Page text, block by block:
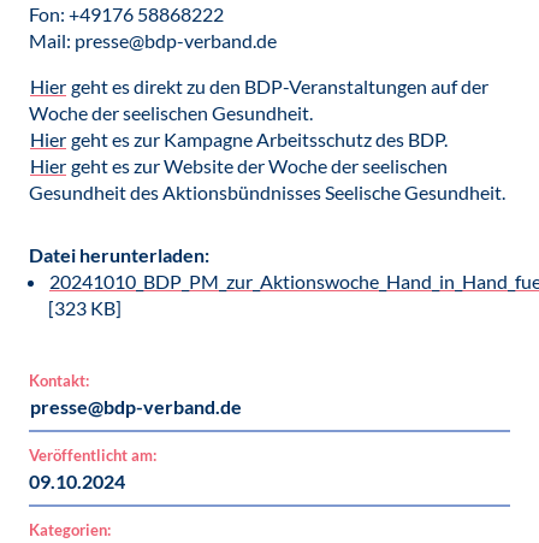
Fon: +49176 58868222
Mail: presse@bdp-verband.de
Hier geht es direkt zu den BDP-Veranstaltungen auf der
Woche der seelischen Gesundheit.
Hier geht es zur Kampagne Arbeitsschutz des BDP.
Hier geht es zur Website der Woche der seelischen
Gesundheit des Aktionsbündnisses Seelische Gesundheit.
Datei herunterladen:
[323 KB]
Kontakt:
presse@bdp-verband.de
Veröffentlicht am:
09.10.2024
Kategorien: